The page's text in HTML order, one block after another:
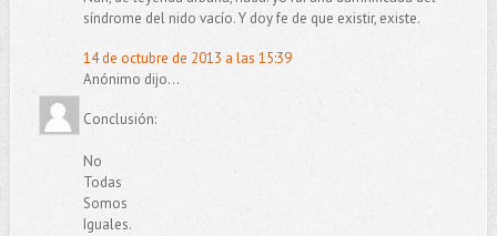
síndrome del nido vacío. Y doy fe de que existir, existe.
14 de octubre de 2013 a las 15:39
Anónimo dijo...
Conclusión:
No
Todas
Somos
Iguales.